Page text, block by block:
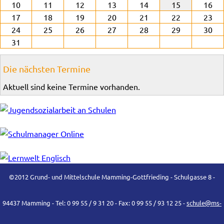
10
11 12 13 14 15
16
17
18 19 20 21 22
23
24
25 26 27 28 29
30
31
Die nächsten Termine
Aktuell sind keine Termine vorhanden.
©2012 Grund- und Mittelschule Mamming-Gottfrieding - Schulgasse 8 -
94437 Mamming - Tel: 0 99 55 / 9 31 20 - Fax: 0 99 55 / 93 12 25 -schule@ms-